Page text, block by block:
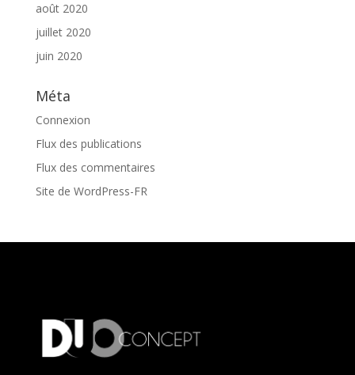
août 2020
juillet 2020
juin 2020
Méta
Connexion
Flux des publications
Flux des commentaires
Site de WordPress-FR